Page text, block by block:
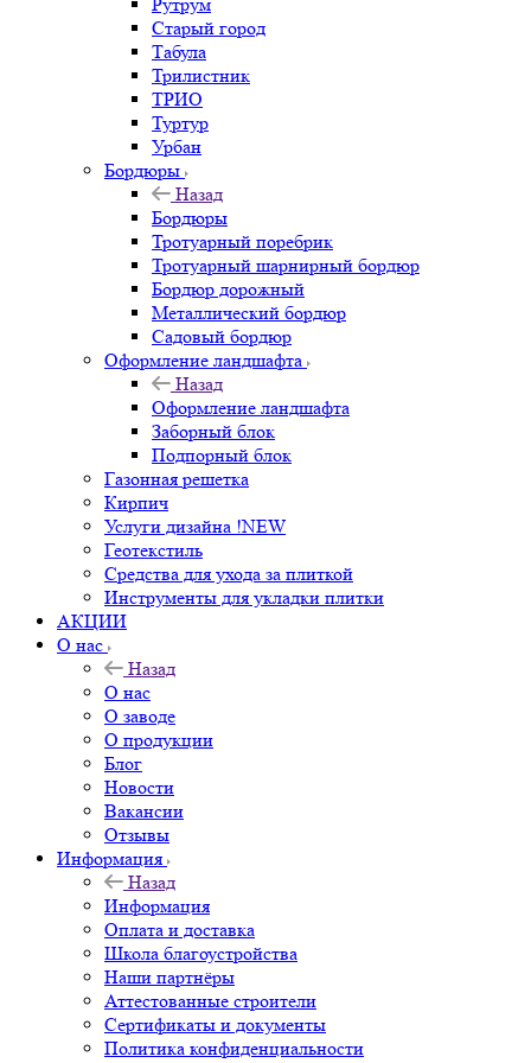
Старый город
Табула
Трилистник
ТРИО
Туртур
Урбан
Бордюры
Назад
Бордюры
Тротуарный поребрик
Тротуарный шарнирный бордюр
Бордюр дорожный
Металлический бордюр
Садовый бордюр
Оформление ландшафта
Назад
Оформление ландшафта
Заборный блок
Подпорный блок
Газонная решетка
Кирпич
Услуги дизайна !NEW
Геотекстиль
Средства для ухода за плиткой
Инструменты для укладки плитки
АКЦИИ
О нас
Назад
О нас
О заводе
О продукции
Блог
Новости
Вакансии
Отзывы
Информация
Назад
Информация
Оплата и доставка
Школа благоустройства
Наши партнёры
Аттестованные строители
Сертификаты и документы
Политика конфиденциальности